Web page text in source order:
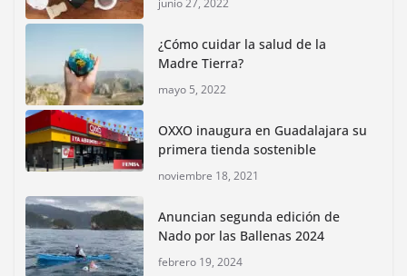
Inauguran nuevo Embarcadero Cuemanco para
reactivar la zona lacustre de Xochimilco
junio 4, 2026
Rompe CDMX récords Reto Naturalista Urbano 2026 y
lidera la biodiversidad nacional
mayo 18, 2026
bioculturales para promover
huertos urbanos y jardines
polinizadores
junio 27, 2022
¿Cómo cuidar la salud de la
Madre Tierra?
mayo 5, 2022
OXXO inaugura en Guadalajara su
primera tienda sostenible
noviembre 18, 2021
Anuncian segunda edición de
Nado por las Ballenas 2024
febrero 19, 2024